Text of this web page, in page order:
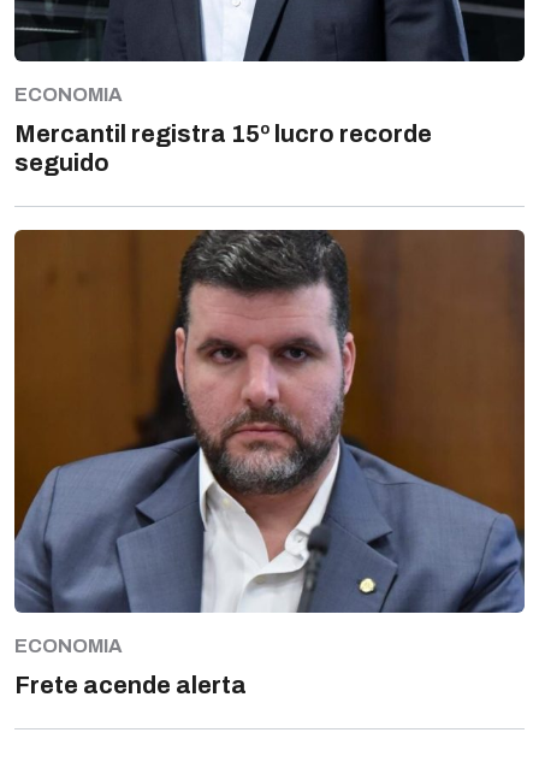
ECONOMIA
Mercantil registra 15º lucro recorde
seguido
ECONOMIA
Frete acende alerta